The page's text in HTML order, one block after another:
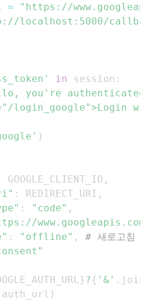
=
"https://
localhost:5000/
in session :
you're
login_google">Login
)
GOOGLE_CLIENT_ID ,
: REDIRECT_URI ,
: "code" ,
: "offline" ,
# 새로고침
} ? { '&' . join
auth_url )